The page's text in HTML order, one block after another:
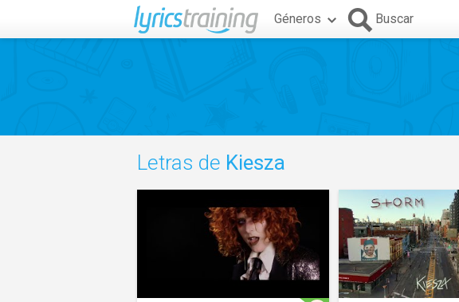
Géneros Buscar
Letras de Kiesza